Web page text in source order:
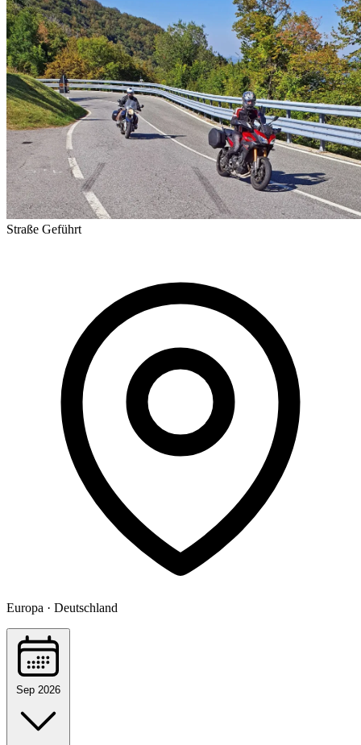
Straße Geführt
Europa · Deutschland
Sep 2026